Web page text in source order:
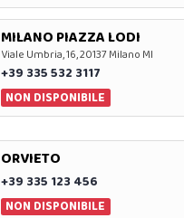
MILANO PIAZZA LODI
Viale Umbria, 16, 20137 Milano MI
+39 335 532 3117
NON DISPONIBILE
ORVIETO
+39 335 123 456
NON DISPONIBILE